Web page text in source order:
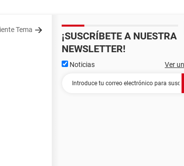
Tema
¡SUSCRÍBETE A NUESTRA
NEWSLETTER!
Noticias Ver